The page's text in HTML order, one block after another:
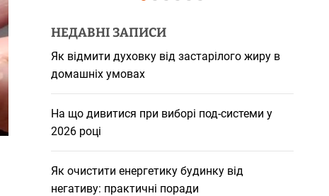
НЕДАВНІ ЗАПИСИ
Як відмити духовку від застарілого жиру в
домашніх умовах
На що дивитися при виборі под-системи у
2026 році
Як очистити енергетику будинку від
негативу: практичні поради